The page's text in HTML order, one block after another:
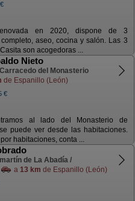
en 2020, dispone de 3
aseo, cocina y salón. Las 3
son acogedoras ...
Nieto
Carracedo del Monasterio
de Espanillo (León)
€
al lado del Monasterio de
puede ver desde las habitaciones.
habitaciones, conta ...
de La Abadía /
a 13 km de Espanillo (León)